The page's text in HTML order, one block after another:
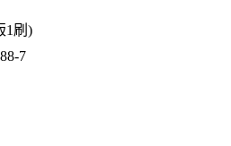
1刷)
7